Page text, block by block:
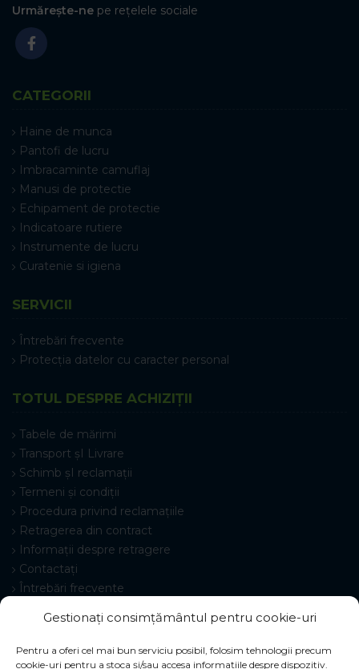
Gestionați consimțământul pentru cookie-uri
Pentru a oferi cel mai bun serviciu posibil, folosim tehnologii precum
cookie-uri pentru a stoca și/sau accesa informațiile despre dispozitiv.
Urmărește-ne pe rețelele sociale
CATEGORII
Haine de munca
Pantofi de lucru
Imbracaminte camuflaj
Manusi de protectie
Echipament de protectie
Indicatoare rutiere
Instrumente de lucru
Curatenie si igiena
SERVICII
Întrebări frecvente
Protecția datelor cu caracter personal
TOTUL DESPRE ACHIZIȚII
Tabele de mărimi
Transport șI Livrare
Schimb șI reclamații
Termeni și condiții
Procedura privind reclamațiile
Retragerea din contract
Informații despre retragere
Contactați
Întrebări frecvente